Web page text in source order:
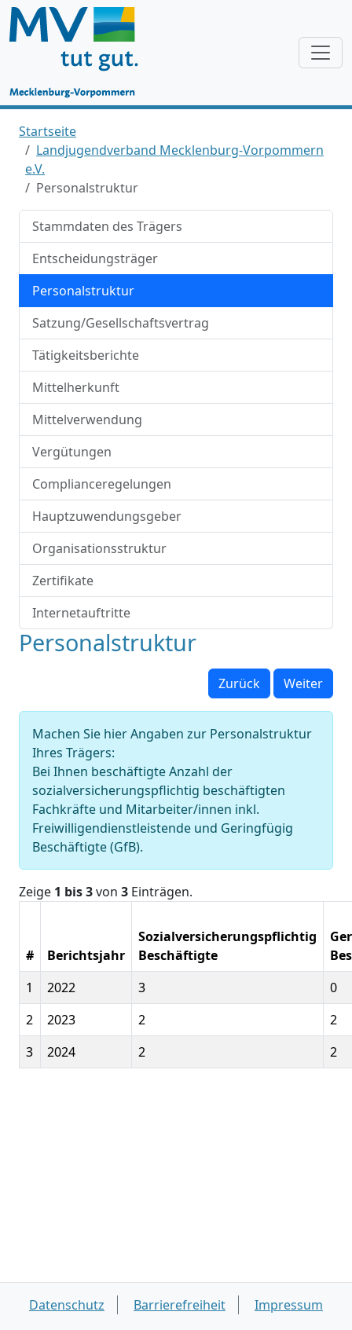
Startseite
Landjugendverband Mecklenburg-Vorpommern
e.V.
Personalstruktur
Stammdaten des Trägers
Entscheidungsträger
Personalstruktur
Satzung/Gesellschaftsvertrag
Tätigkeitsberichte
Mittelherkunft
Mittelverwendung
Vergütungen
Complianceregelungen
Hauptzuwendungsgeber
Organisationsstruktur
Zertifikate
Internetauftritte
Personalstruktur
Zurück Weiter
Machen Sie hier Angaben zur Personalstruktur
Ihres Trägers:
Bei Ihnen beschäftigte Anzahl der
sozialversicherungspflichtig beschäftigten
Fachkräfte und Mitarbeiter/innen inkl.
Freiwilligendienstleistende und Geringfügig
Beschäftigte (GfB).
Zeige 1 bis 3von 3 Einträgen.
# Berichtsjahr
Sozialversicherungspflichtig
Beschäftigte
1
2022 3
0
2
2023 2
2
3
2024 2 2
Datenschutz Barrierefreiheit Impressum